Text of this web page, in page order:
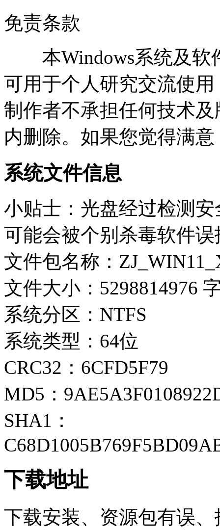
免责条款
本Windows系统及软
可用于个人研究交流使
制作者不承担任何技术
内删除。如果您觉得满
系统文件信息
小贴士：光盘经过检测
可能会被个别杀毒软件
文件包名称：
文件大小：5298814976
系统分区：NTFS
系统类型：64位
CRC32：6CFD5F79
MD5：
SHA1：
下载地址
下载安装、资源包有误